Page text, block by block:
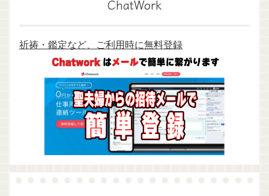
ChatWork
祈祷・鑑定など、ご利用時に無料登録